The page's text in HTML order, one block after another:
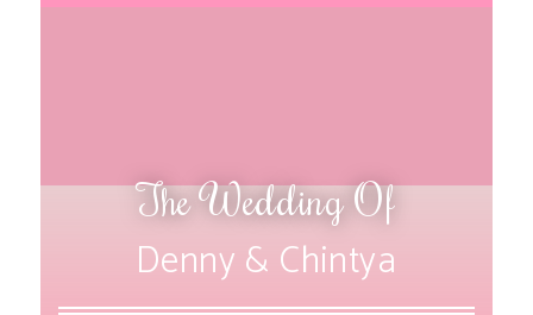
The Wedding Of
Denny & Chintya